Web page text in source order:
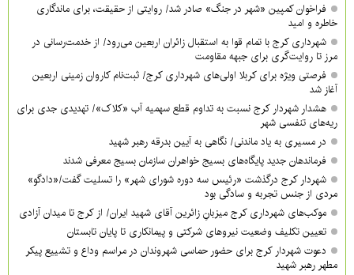
فراخوان کمپین «شهر در جنگ» صادر شد/ روایتی از حقیقت، برای ماندگاری
خاطره و امید
شهرداری کرج با تمام قوا به استقبال زائران اربعین می‌رود/ از خدمت‌رسانی در
مرز تا روایت‌گری برای جبهه مقاومت
فرصتی ویژه برای کربلا اولی‌های شهرداری کرج/ ثبت‌نام کاروان زمینی اربعین
آغاز شد
هشدار شهردار کرج نسبت به تداوم قطع سهمیه آب «کلاک»/ تهدیدی جدی برای
ریه‌های تنفسی شهر
در مسیری به یاد ماندنی/ نگاهی به آیین بدرقه رهبر شهید
فرماندهان جدید پایگاه‌های بسیج خواهران سازمان بسیج معرفی شدند
شهردار کرج درگذشت «رئیس سه دوره شورای شهر» را تسلیت گفت/«دادگو»
مردی از جنس تجربه و سادگی بود
موکب‌های شهرداری کرج میزبانِ زائرین آقای شهید ایران/ از کرج تا میدان آزادی
تعیین تکلیف وضعیت نیروهای شرکتی و پیمانکاری تا پایان تابستان
دعوت شهردار کرج برای حضور حماسی شهروندان در مراسم وداع و تشییع پیکر
مطهر رهبر شهید